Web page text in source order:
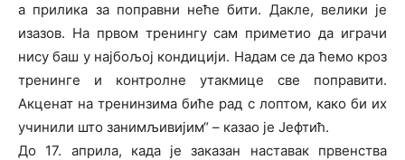
а прилика за поправни неће бити. Дакле, велики је
изазов. На првом тренингу сам приметио да играчи
нису баш у најбољој кондицији. Надам се да ћемо кроз
тренинге и контролне утакмице све поправити.
Акценат на тренинзима биће рад с лоптом, како би их
учинили што занимљивијим“ – казао је Јефтић.
До 17. априла, када је заказан наставак првенства